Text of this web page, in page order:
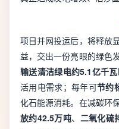
项目并网投运后，将释放
益，交出一份亮眼的绿色
输送清洁绿电约5.1亿千
活用电需求；每年可节约
化石能源消耗。在减碳环
放约42.5万吨、 二氧化硫